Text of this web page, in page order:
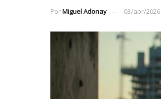
PorMiguel Adonay 03/abr/2026